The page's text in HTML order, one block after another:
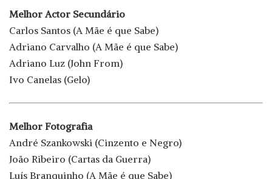
Melhor Actor Secundário
Carlos Santos (A Mãe é que Sabe)
Adriano Carvalho (A Mãe é que Sabe)
Adriano Luz (John From)
Ivo Canelas (Gelo)
Melhor Fotografia
André Szankowski (Cinzento e Negro)
João Ribeiro (Cartas da Guerra)
Luís Branquinho (A Mãe é que Sabe)